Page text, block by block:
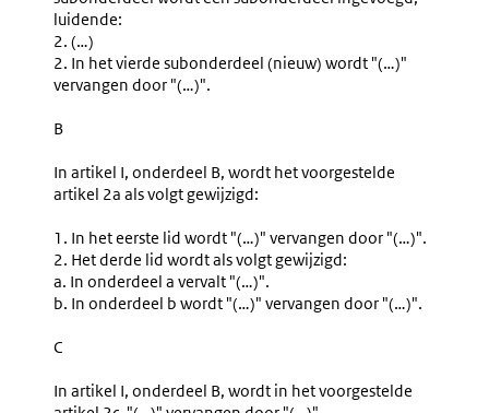
luidende:
2. (…)
2. In het vierde subonderdeel (nieuw) wordt "(…)"
vervangen door "(…)".
B
In artikel I, onderdeel B, wordt het voorgestelde
artikel 2a als volgt gewijzigd:
1. In het eerste lid wordt "(…)" vervangen door "(…)".
2. Het derde lid wordt als volgt gewijzigd:
a. In onderdeel a vervalt "(…)".
b. In onderdeel b wordt "(…)" vervangen door "(…)".
C
In artikel I, onderdeel B, wordt in het voorgestelde